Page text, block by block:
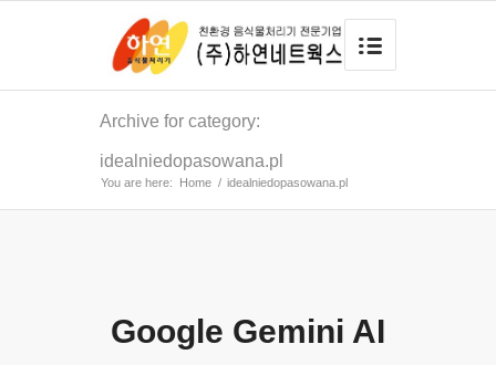
Archive for category:
idealniedopasowana.pl
You are here: Home / idealniedopasowana.pl
Google Gemini AI